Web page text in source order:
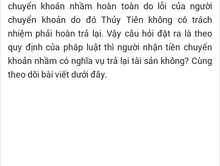
chuyển khoản nhầm hoàn toàn do lỗi của người
chuyển khoản do đó Thủy Tiên không có trách
nhiệm phải hoàn trả lại. Vậy câu hỏi đặt ra là theo
quy định của pháp luật thì người nhận tiền chuyển
khoản nhầm có nghĩa vụ trả lại tài sản không? Cùng
theo dõi bài viết dưới đây.